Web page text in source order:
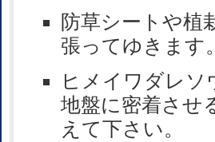
防草シートや植
張ってゆきます
ヒメイワダレ
地盤に密着させ
えて下さい。